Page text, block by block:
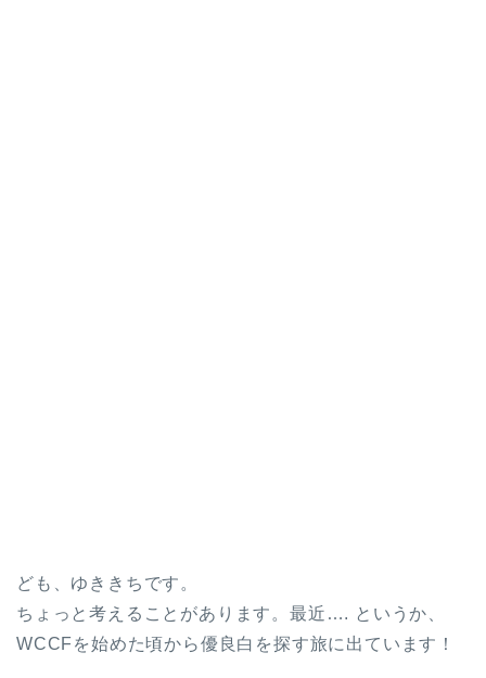
ども、ゆききちです。
ちょっと考えることがあります。最近…. というか、
WCCFを始めた頃から優良白を探す旅に出ています！